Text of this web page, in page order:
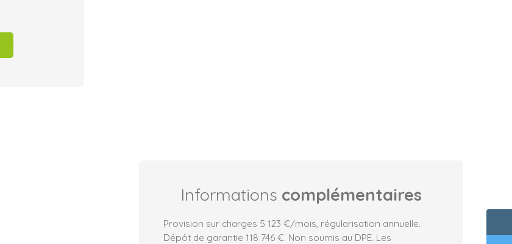
Informations complémentaires
Provision sur charges 5 123 €/mois, régularisation annuelle.
Dépôt de garantie 118 746 €. Non soumis au DPE. Les